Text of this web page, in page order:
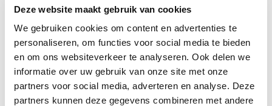
Deze website maakt gebruik van cookies
We gebruiken cookies om content en advertenties te
personaliseren, om functies voor social media te bieden
en om ons websiteverkeer te analyseren. Ook delen we
informatie over uw gebruik van onze site met onze
partners voor social media, adverteren en analyse. Deze
partners kunnen deze gegevens combineren met andere
verwijzen we je graag door naar de website van
krantenbezorgen.nl . Daar kun je je eenvoudig
aanmelden om de krant te bezorgen in Kilder.
We hopen dat je snel aan de slag kunt en wensen
je veel succes! 🚴‍♂️💨